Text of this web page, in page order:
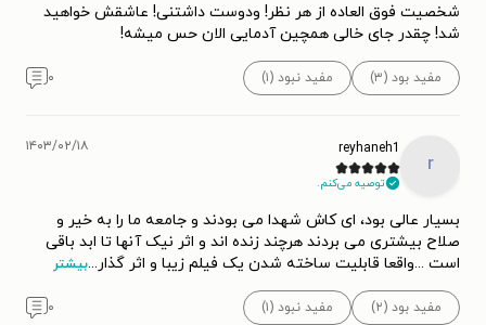
شخصیت فوق العاده از هر نظر! ودوست داشتنی! عاشقش خواهید
شد! چقدر جای خالی همچین آدمایی الان حس میشه!
مفید بود (۳) مفید نبود (۱) ۰
r
reyhaneh1
توصیه می‌کنم.
۱۴۰۳/۰۲/۱۸
بسیار عالی بود، ای کاش شهدا می بودند و جامعه ما را به خیر و
صلاح بیشتری می بردند هرچند زنده اند و اثر نیک آنها تا ابد باقی
است ...واقعا قابلیت ساخته شدن یک فیلم زیبا و اثر گذار...بیشتر
مفید بود (۲) مفید نبود (۱) ۰